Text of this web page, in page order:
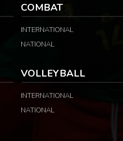
COMBAT
INTERNATIONAL
NATIONAL
VOLLEYBALL
INTERNATIONAL
NATIONAL